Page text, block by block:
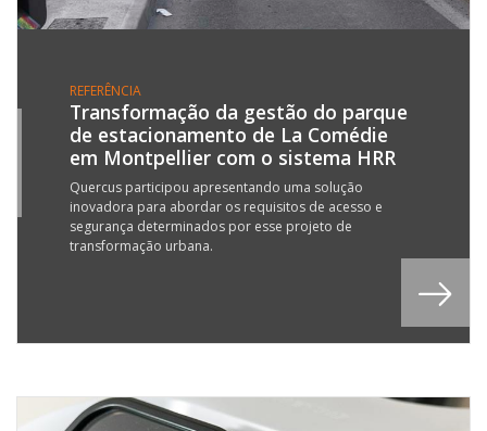
REFERÊNCIA
Transformação da gestão do parque
de estacionamento de La Comédie
em Montpellier com o sistema HRR
Quercus participou apresentando uma solução
inovadora para abordar os requisitos de acesso e
segurança determinados por esse projeto de
transformação urbana.